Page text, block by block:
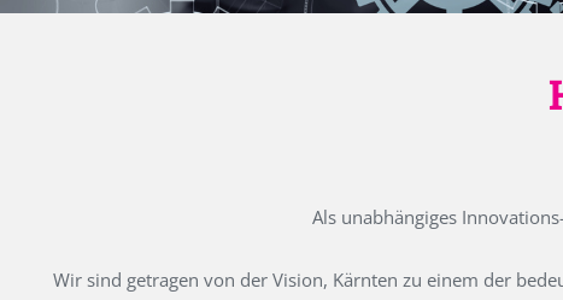
Als unabhängiges
Wir sind getragen von der Vision, Kärnten zu einem der